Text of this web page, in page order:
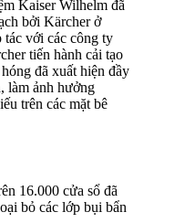
Kaiser Wilhelm đã
bởi Kärcher ở
với các công ty
tiến hành cải tạo
đã xuất hiện đầy
làm ảnh hưởng
trên các mặt bê
16.000 cửa sổ đã
bỏ các lớp bụi bẩn